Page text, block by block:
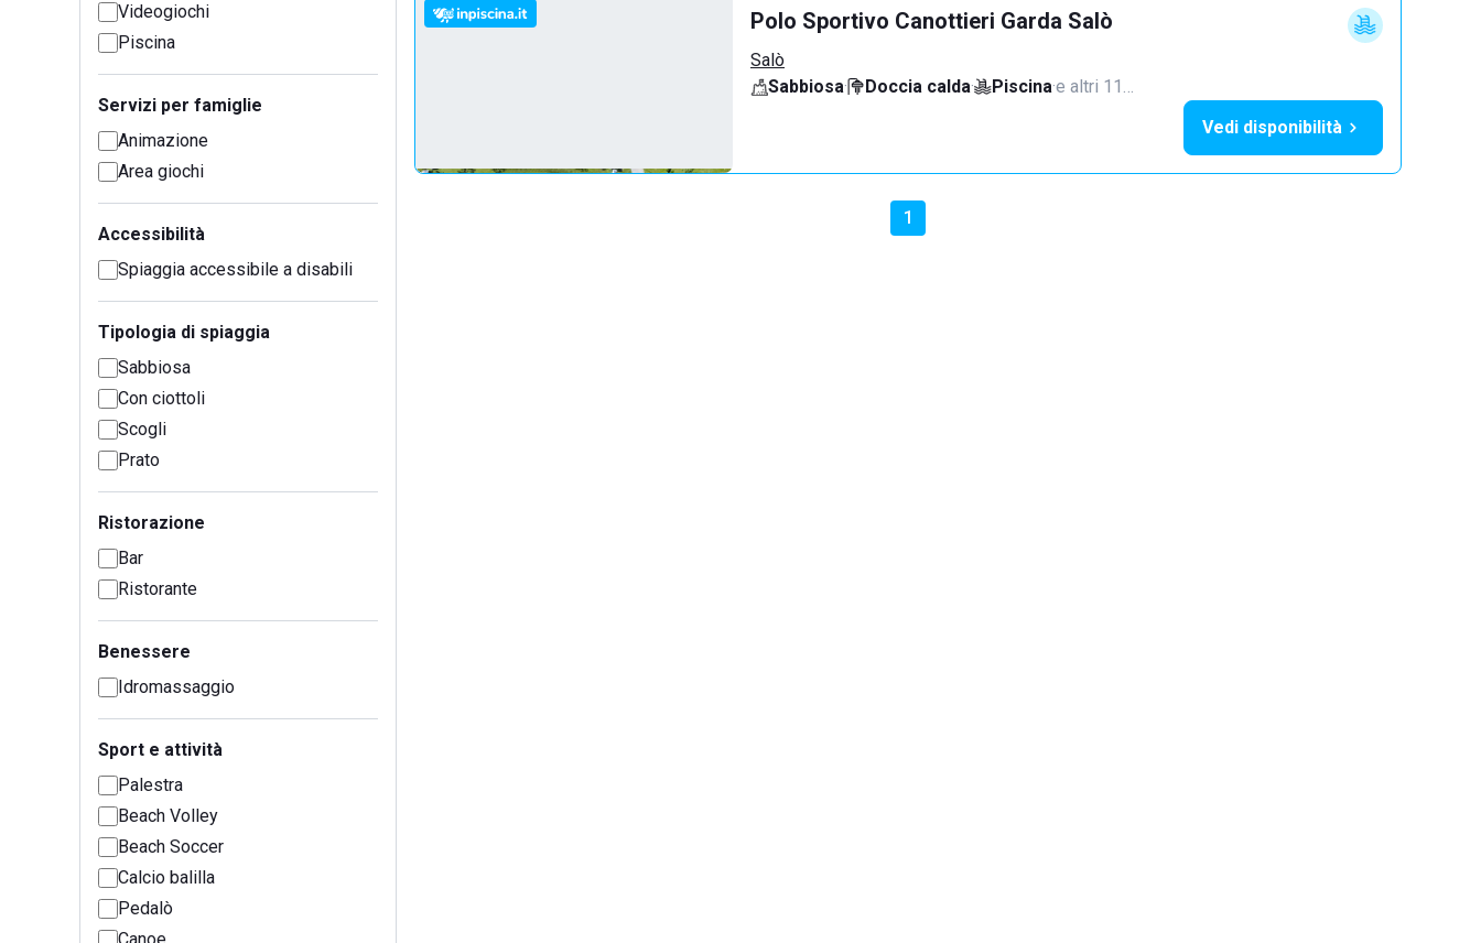
Videogiochi
Piscina
Servizi per famiglie
Animazione
Area giochi
Accessibilità
Spiaggia accessibile a disabili
Tipologia di spiaggia
Sabbiosa
Con ciottoli
Scogli
Prato
Ristorazione
Bar
Ristorante
Benessere
Idromassaggio
Sport e attività
Palestra
Beach Volley
Beach Soccer
Calcio balilla
Pedalò
Polo Sportivo Canottieri Garda Salò
Salò
Sabbiosa· Doccia calda· Piscina·e altri 11…
Vedi disponibilità
1